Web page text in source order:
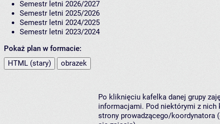
Semestr letni 2026/2027
Semestr letni 2025/2026
Semestr letni 2024/2025
Semestr letni 2023/2024
Pokaż plan w formacie:
HTML (stary)
obrazek
Po kliknięciu kafelka danej grupy
informacjami. Pod niektórymi z nich
strony prowadzącego/koordynatora